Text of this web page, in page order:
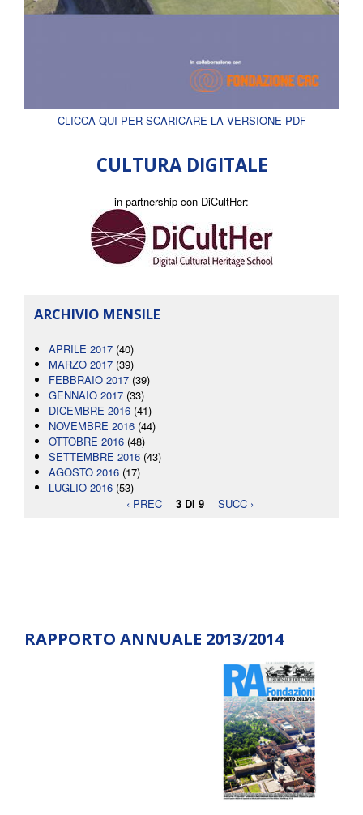
CLICCA QUI PER SCARICARE LA VERSIONE PDF
CULTURA DIGITALE
in partnership con DiCultHer:
ARCHIVIO MENSILE
APRILE 2017 (40)
MARZO 2017 (39)
FEBBRAIO 2017 (39)
GENNAIO 2017 (33)
DICEMBRE 2016 (41)
NOVEMBRE 2016 (44)
OTTOBRE 2016 (48)
SETTEMBRE 2016 (43)
AGOSTO 2016 (17)
LUGLIO 2016 (53)
‹ PREC
3 DI 9 SUCC ›
RAPPORTO ANNUALE 2013/2014